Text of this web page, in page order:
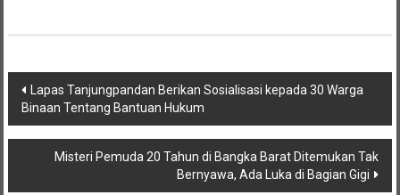
Navigasi
pos
Lapas Tanjungpandan Berikan Sosialisasi kepada 30 Warga
Binaan Tentang Bantuan Hukum
Misteri Pemuda 20 Tahun di Bangka Barat Ditemukan Tak
Bernyawa, Ada Luka di Bagian Gigi